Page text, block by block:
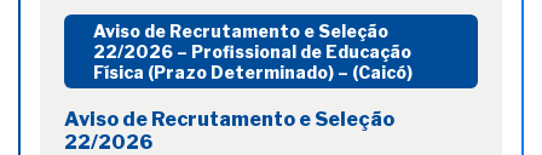
Aviso de Recrutamento e Seleção
22/2026 – Profissional de Educação
Física (Prazo Determinado) – (Caicó)
Aviso de Recrutamento e Seleção
22/2026